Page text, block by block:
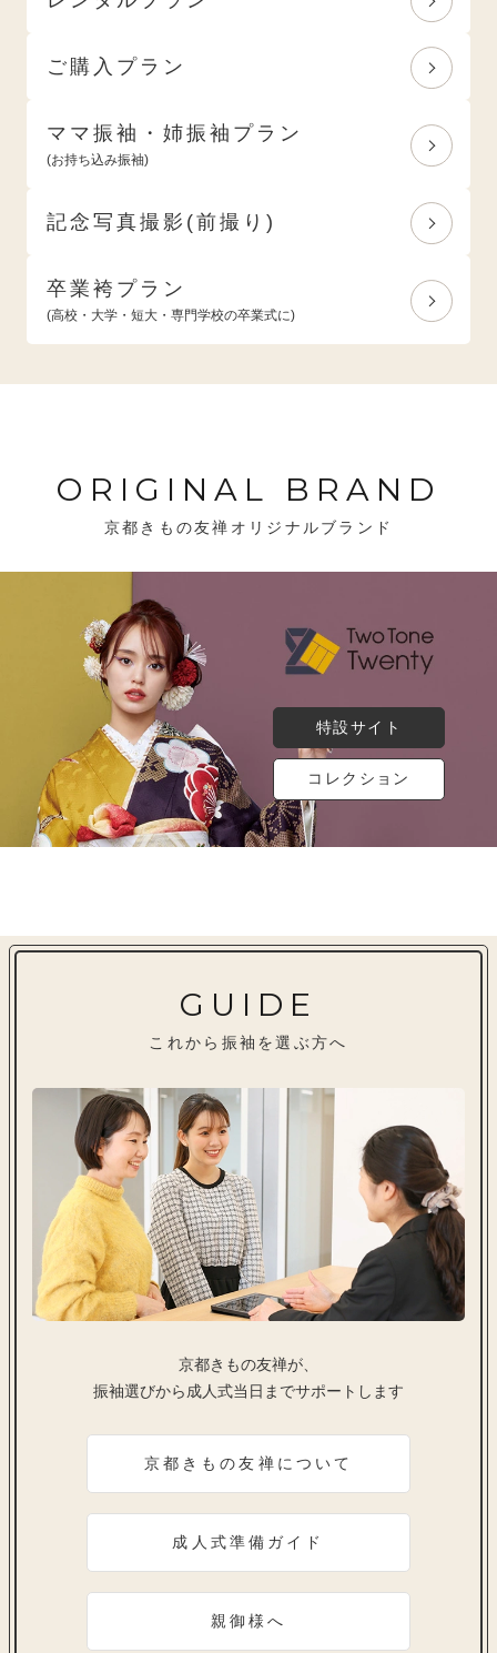
ご購入プラン
ママ振袖・姉振袖プラン
(お持ち込み振袖)
記念写真撮影(前撮り)
卒業袴プラン
(高校・大学・短大・専門学校の卒業式に)
ORIGINAL BRAND
京都きもの友禅オリジナルブランド
特設サイト
コレクション
GUIDE
これから振袖を選ぶ方へ
京都きもの友禅が、
振袖選びから成人式当日までサポートします
京都きもの友禅について
成人式準備ガイド
親御様へ